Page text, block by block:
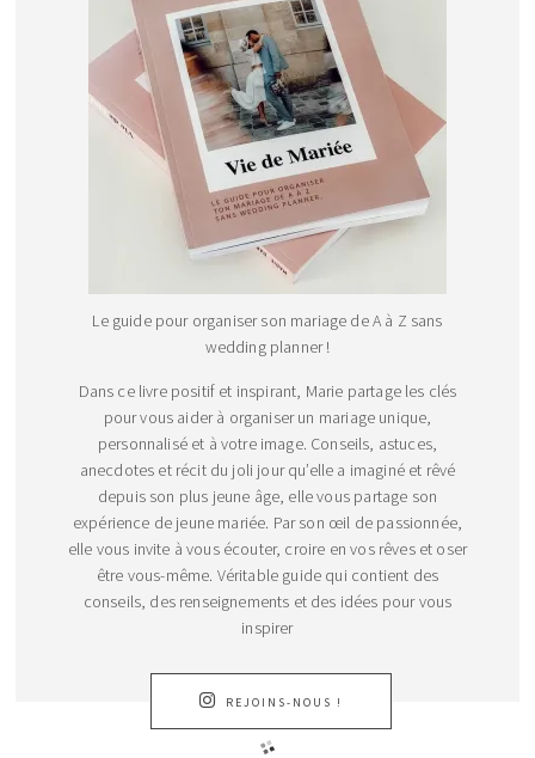
Le guide pour organiser son mariage de A à Z sans
wedding planner !
Dans ce livre positif et inspirant, Marie partage les clés
pour vous aider à organiser un mariage unique,
personnalisé et à votre image. Conseils, astuces,
anecdotes et récit du joli jour qu’elle a imaginé et rêvé
depuis son plus jeune âge, elle vous partage son
expérience de jeune mariée. Par son œil de passionnée,
elle vous invite à vous écouter, croire en vos rêves et oser
être vous-même. Véritable guide qui contient des
conseils, des renseignements et des idées pour vous
inspirer
REJOINS-NOUS !